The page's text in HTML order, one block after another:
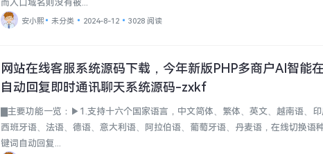
而入口域名则没有被...
安小熙 未分类 2024-8-12 3028 阅读
未分类
网站在线客服系统源码下载，今年新版PHP多商户AI智能
自动回复即时通讯聊天系统源码-zxkf
▇主要功能一览：▶1.支持十六个国家语言，中文简体、繁体、英文、越南语、印
西班牙语、法语、德语、意大利语、阿拉伯语、葡萄牙语、丹麦语，在线切换语
键词自动回复...